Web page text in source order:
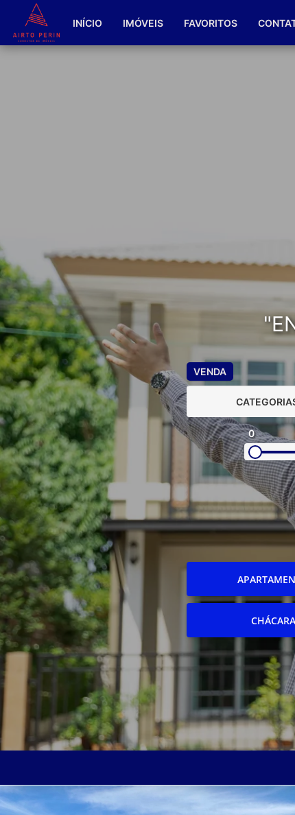
INÍCIO IMÓVEIS FAVORITOS
VENDA
0